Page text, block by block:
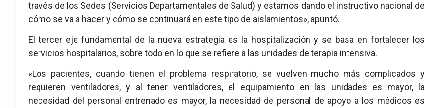
través de los Sedes (Servicios Departamentales de Salud) y estamos dando el instructivo nacional de
cómo se va a hacer y cómo se continuará en este tipo de aislamientos», apuntó.
El tercer eje fundamental de la nueva estrategia es la hospitalización y se basa en fortalecer los
servicios hospitalarios, sobre todo en lo que se refiere a las unidades de terapia intensiva.
«Los pacientes, cuando tienen el problema respiratorio, se vuelven mucho más complicados y
requieren ventiladores, y al tener ventiladores, el equipamiento en las unidades es mayor, la
necesidad del personal entrenado es mayor, la necesidad de personal de apoyo a los médicos es